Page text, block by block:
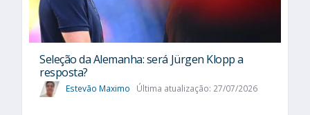
Seleção da Alemanha: será Jürgen Klopp a
resposta?
Estevão Maximo Última atualização: 27/07/2026